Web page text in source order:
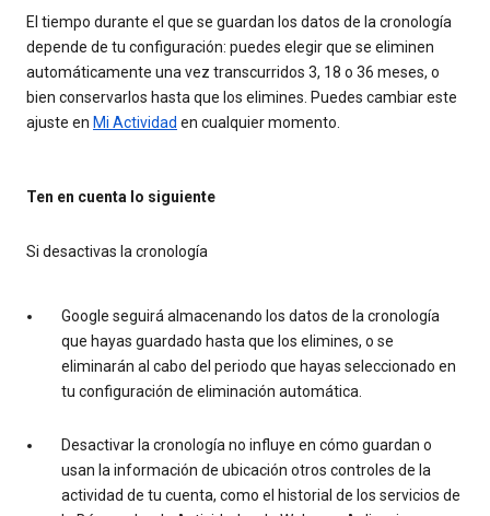
El tiempo durante el que se guardan los datos de la cronología
depende de tu configuración: puedes elegir que se eliminen
automáticamente una vez transcurridos 3, 18 o 36 meses, o
bien conservarlos hasta que los elimines. Puedes cambiar este
ajuste en Mi Actividad en cualquier momento.
Ten en cuenta lo siguiente
Si desactivas la cronología
Google seguirá almacenando los datos de la cronología
que hayas guardado hasta que los elimines, o se
eliminarán al cabo del periodo que hayas seleccionado en
tu configuración de eliminación automática.
Desactivar la cronología no influye en cómo guardan o
usan la información de ubicación otros controles de la
actividad de tu cuenta, como el historial de los servicios de